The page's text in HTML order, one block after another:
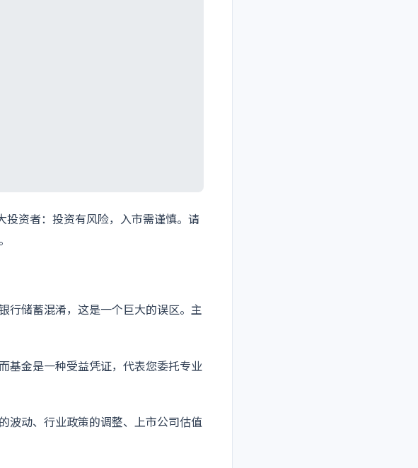
投资者：投资有风险，入市需谨慎。请
行储蓄混淆，这是一个巨大的误区。主
基金是一种受益凭证，代表您委托专业
波动、行业政策的调整、上市公司估值